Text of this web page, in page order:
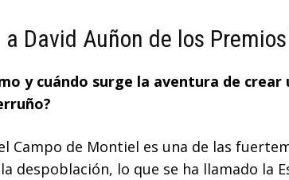
David Auñon de los
y cuándo surge la aventura de
Campo de Montiel es una de las
despoblación, lo que se ha llamado la